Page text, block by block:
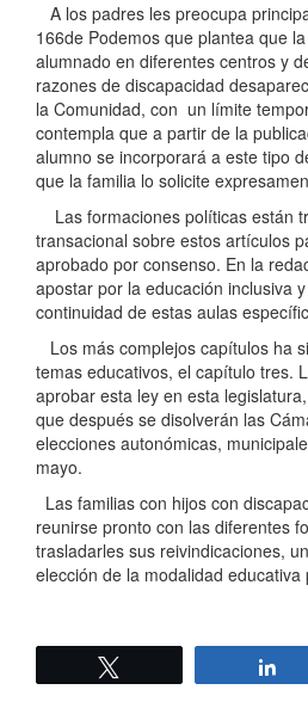
A los padres les preocupa
166de Podemos que plantea que
alumnado en diferentes centros y
razones de discapacidad
la Comunidad, con un límite
contempla que a partir de la
alumno se incorporará a este tipo
que la familia lo solicite
Las formaciones políticas están
transacional sobre estos artículos
aprobado por consenso. En la
apostar por la educación inclusiva
continuidad de estas aulas
Los más complejos capítulos ha
temas educativos, el capítulo tres.
aprobar esta ley en esta
que después se disolverán las
elecciones autonómicas,
mayo.
Las familias con hijos con
reunirse pronto con las diferentes
trasladarles sus reivindicaciones,
elección de la modalidad educativa